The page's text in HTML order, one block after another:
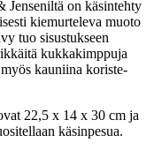
Jenseniltä on käsintehty
kiemurteleva muoto
tuo sisustukseen
kukkakimppuja
kauniina koriste-
22,5 x 14 x 30 cm ja
käsinpesua.